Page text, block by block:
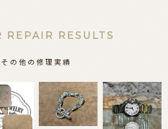
REPAIR RESULTS
その他の修理実績